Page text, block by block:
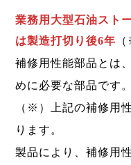
業務用大型石油スト
は製造打切り後6年
補修用性能部品とは
めに必要な部品です。
（※）上記の補修用
ります。
製品により、補修用